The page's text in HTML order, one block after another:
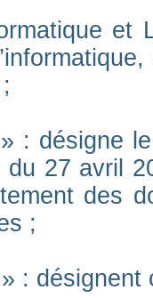
et
: désigne
du 27 avril
des
;
: désignent